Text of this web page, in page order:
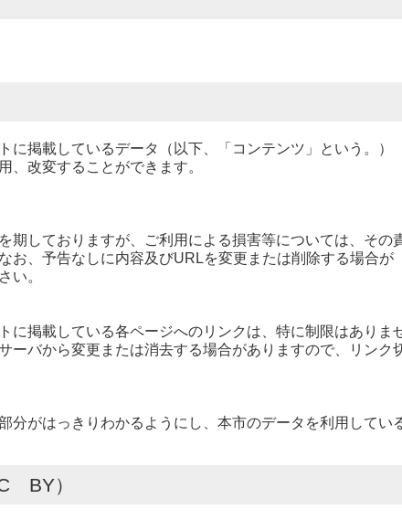
掲載しているデータ（以下、「コンテンツ」という。）
、改変することができます。
期しておりますが、ご利用による損害等については、その
お、予告なしに内容及びURLを変更または削除する場合が
い。
に掲載している各ページへのリンクは、特に制限はありま
ーバから変更または消去する場合がありますので、リンク
がはっきりわかるようにし、本市のデータを利用してい
BY）